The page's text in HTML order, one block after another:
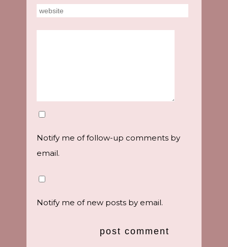
Notify me of follow-up comments by
email.
Notify me of new posts by email.